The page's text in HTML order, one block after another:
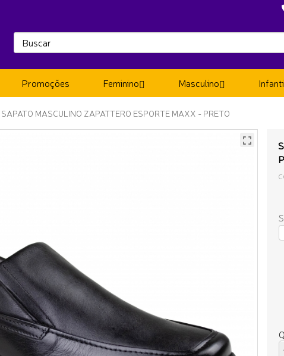
Promoções Feminino Masculino
SAPATO MASCULINO ZAPATTERO ESPORTE MAXX - PRETO